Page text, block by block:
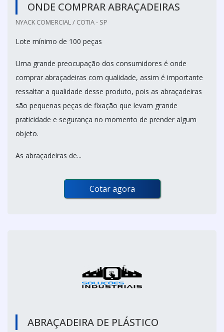
ONDE COMPRAR ABRAÇADEIRAS
NYACK COMERCIAL / COTIA - SP
Lote mínimo de 100 peças
Uma grande preocupação dos consumidores é onde
comprar abraçadeiras com qualidade, assim é importante
ressaltar a qualidade desse produto, pois as abraçadeiras
são pequenas peças de fixação que levam grande
praticidade e segurança no momento de prender algum
objeto.
As abraçadeiras de...
Cotar agora
ABRAÇADEIRA DE PLÁSTICO